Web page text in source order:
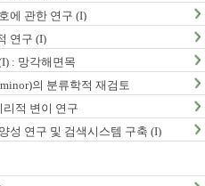
에 관한 연구 (I)
연구 (I)
: 망각해면목
의 분류학적 재검토
적 변이 연구
성 연구 및 검색시스템 구축 (I)